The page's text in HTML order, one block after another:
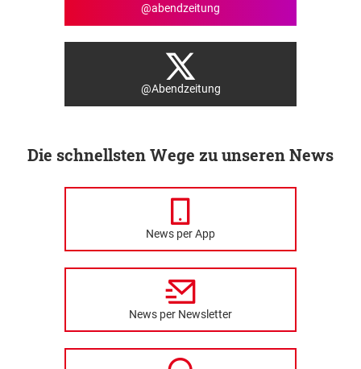
@abendzeitung
@Abendzeitung
Die schnellsten Wege zu unseren News
News per App
News per Newsletter